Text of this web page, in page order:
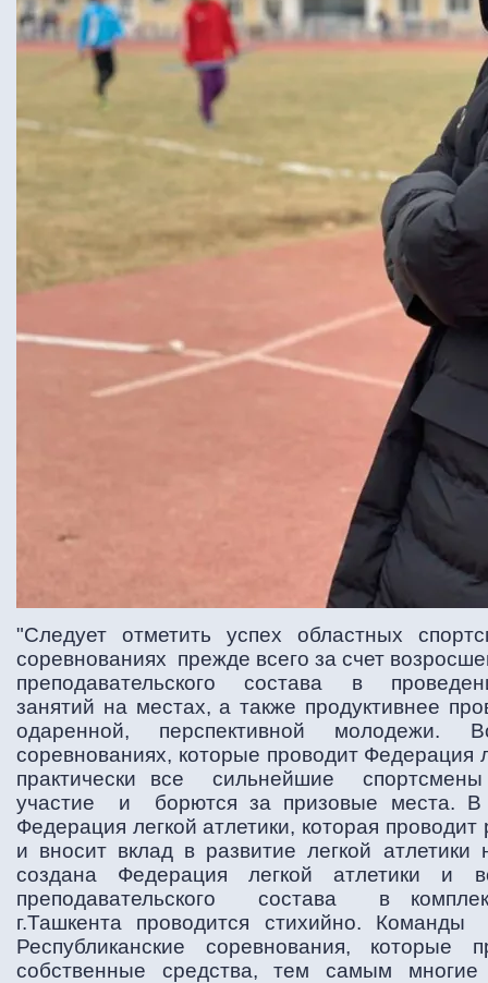
"Следует отметить успех областных
соревнованиях прежде всего за счет
преподавательского состава в
занятий на местах, а также продуктивнее
одаренной, перспективной молодежи.
соревнованиях, которые проводит Федерация
практически все сильнейшие
участие и борются за призовые места. В
Федерация легкой атлетики, которая
и вносит вклад в развитие легкой
создана Федерация легкой атлетики
преподавательского состава в
г.Ташкента проводится стихийно.
Республиканские соревнования, которые
собственные средства, тем самым